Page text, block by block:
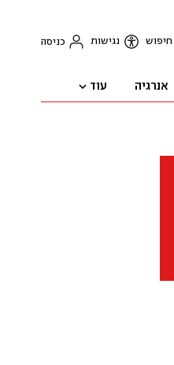
חיפוש נגישות כניסה
אנרגיה עוד